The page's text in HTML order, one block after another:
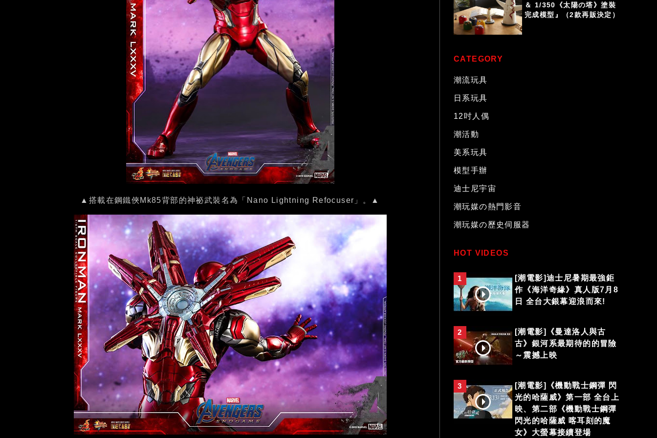
▲搭載在鋼鐵俠Mk85背部的神祕武裝名為「Nano Lightning Refocuser」。▲
＆ 1/350《太陽の塔》塗裝
完成模型』（2款再販決定）
CATEGORY
潮流玩具
日系玩具
12吋人偶
潮活動
美系玩具
模型手辦
迪士尼宇宙
潮玩媒の熱門影音
潮玩媒の歷史伺服器
HOT VIDEOS
1
[潮電影]迪士尼暑期最強鉅
作《海洋奇緣》真人版7月8
日 全台大銀幕迎浪而來!
2
[潮電影]《曼達洛人與古
古》銀河系最期待的的冒險
～震撼上映
3
[潮電影]《機動戰士鋼彈 閃
光的哈薩威》第一部 全台上
映、第二部《機動戰士鋼彈
閃光的哈薩威 喀耳刻的魔
女》大螢幕接續登場